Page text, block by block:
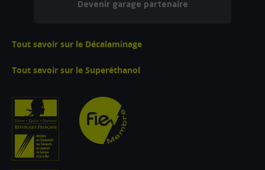
Devenir garage partenaire
Tout savoir sur le Décalaminage
Tout savoir sur le Superéthanol